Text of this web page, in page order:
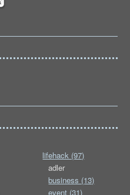
lifehack (97)
adler
business (13)
event (31)